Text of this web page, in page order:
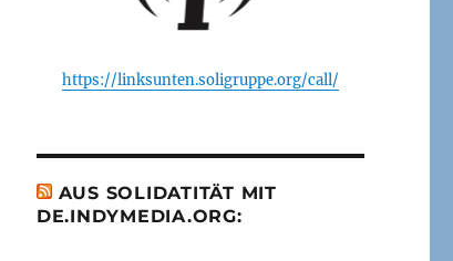
https://linksunten.soligruppe.org/call/
AUS SOLIDATITÄT MIT
DE.INDYMEDIA.ORG: